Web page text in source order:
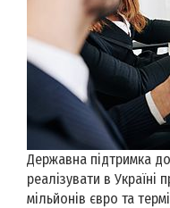
Державна підтримка
реалізувати в Україні
мільйонів євро та